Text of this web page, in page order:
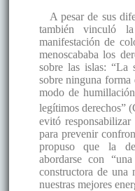
A pesar de sus
también vinculó
manifestación de
menoscababa los
sobre las islas: “La
sobre ninguna
modo de
legítimos derechos”
evitó
para prevenir
propuso que la
abordarse con
constructora de una
nuestras mejores